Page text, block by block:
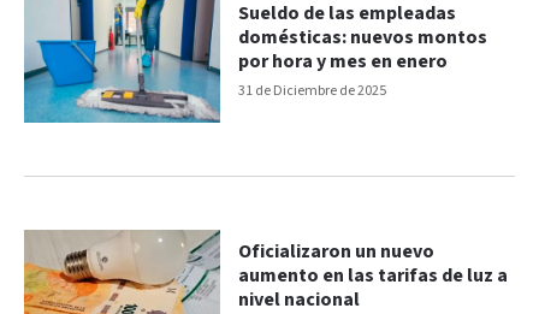
31 de Diciembre de 2025
Sueldo de las empleadas
domésticas: nuevos montos
por hora y mes en enero
Oficializaron un nuevo
aumento en las tarifas de luz a
nivel nacional